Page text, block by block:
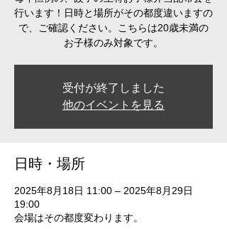
行います！日時と場所がその都度違いますの
で、ご確認ください。こちらは20歳未満の
お子様のみ対象です。
受付が終了しました
他のイベントを見る
日時・場所
2025年8月18日 11:00 – 2025年8月29日
19:00
会場はその都度変わります。